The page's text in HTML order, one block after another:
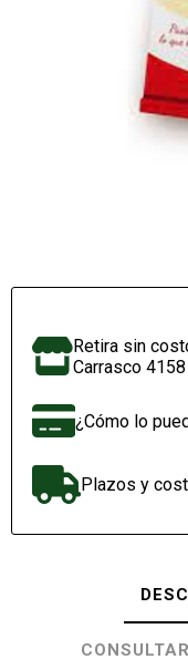
Retira sin
Carrasco
¿Cómo lo
Plazos y